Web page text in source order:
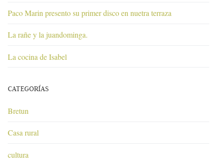
Paco Marin presento su primer disco en nuetra terraza
La rañe y la juandominga.
La cocina de Isabel
CATEGORÍAS
Bretun
Casa rural
cultura